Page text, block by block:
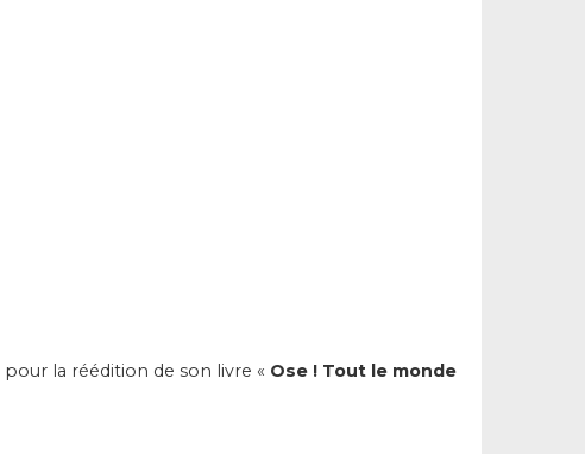
pour la réédition de son livre « Ose ! Tout le monde